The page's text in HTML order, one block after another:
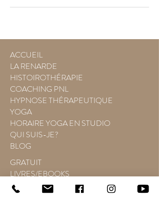
ACCUEIL
LA RENARDE
HISTOIROTHÉRAPIE
COACHING PNL
HYPNOSE THÉRAPEUTIQUE
YOGA
HORAIRE YOGA EN STUDIO
QUI SUIS-JE?
BLOG
GRATUIT
LIVRES/EBOOKS
ÉVÉNEMENTS
TÉMOIGNAGES